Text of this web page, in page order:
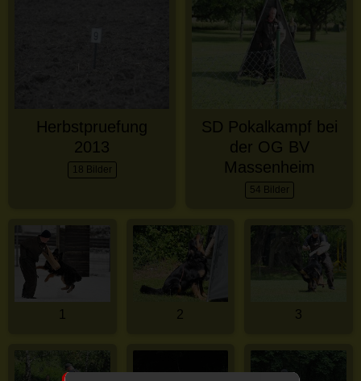
Herbstpruefung
2013
18 Bilder
SD Pokalkampf bei
der OG BV
Massenheim
54 Bilder
1 2 3